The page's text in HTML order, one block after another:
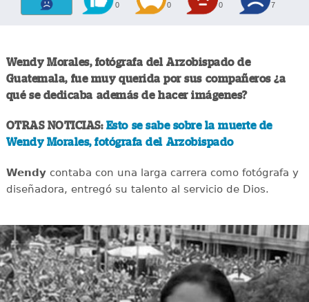
0 0 0 7
Wendy Morales, fotógrafa del Arzobispado de
Guatemala, fue muy querida por sus compañeros ¿a
qué se dedicaba además de hacer imágenes?
OTRAS NOTICIAS: Esto se sabe sobre la muerte de
Wendy Morales, fotógrafa del Arzobispado
Wendycontaba con una larga carrera como fotógrafa y
diseñadora, entregó su talento al servicio de Dios.